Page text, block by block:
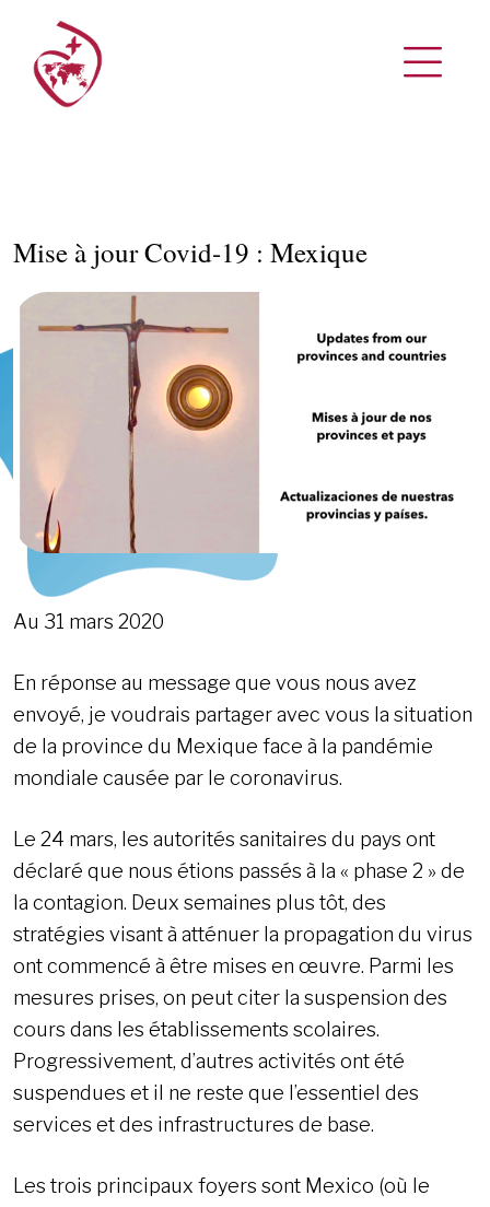
Mise à jour Covid-19 : Mexique
Au 31 mars 2020
En réponse au message que vous nous avez
envoyé, je voudrais partager avec vous la situation
de la province du Mexique face à la pandémie
mondiale causée par le coronavirus.
Le 24 mars, les autorités sanitaires du pays ont
déclaré que nous étions passés à la « phase 2 » de
la contagion. Deux semaines plus tôt, des
stratégies visant à atténuer la propagation du virus
ont commencé à être mises en œuvre. Parmi les
mesures prises, on peut citer la suspension des
cours dans les établissements scolaires.
Progressivement, d’autres activités ont été
suspendues et il ne reste que l’essentiel des
services et des infrastructures de base.
Les trois principaux foyers sont Mexico (où le